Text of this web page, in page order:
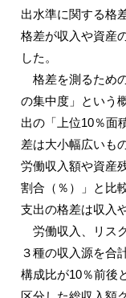
出水準に関する格
格差が収入や資産
した。
格差を測るため
の集中度」という
出の「上位10％面
差は大小幅広いも
労働収入額や資産
割合（％）」と比
支出の格差は収入
労働収入、リス
３種の収入源を合
構成比が10％前後